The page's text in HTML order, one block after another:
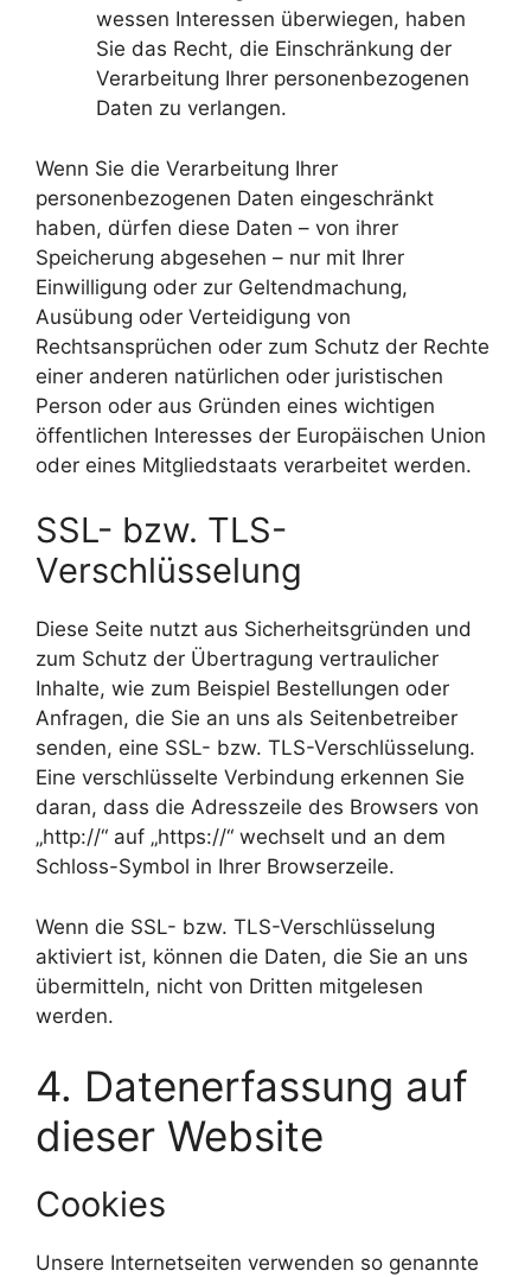
wessen Interessen überwiegen, haben
Sie das Recht, die Einschränkung der
Verarbeitung Ihrer personenbezogenen
Daten zu verlangen.
Wenn Sie die Verarbeitung Ihrer
personenbezogenen Daten eingeschränkt
haben, dürfen diese Daten – von ihrer
Speicherung abgesehen – nur mit Ihrer
Einwilligung oder zur Geltendmachung,
Ausübung oder Verteidigung von
Rechtsansprüchen oder zum Schutz der Rechte
einer anderen natürlichen oder juristischen
Person oder aus Gründen eines wichtigen
öffentlichen Interesses der Europäischen Union
oder eines Mitgliedstaats verarbeitet werden.
SSL- bzw. TLS-
Verschlüsselung
Diese Seite nutzt aus Sicherheitsgründen und
zum Schutz der Übertragung vertraulicher
Inhalte, wie zum Beispiel Bestellungen oder
Anfragen, die Sie an uns als Seitenbetreiber
senden, eine SSL- bzw. TLS-Verschlüsselung.
Eine verschlüsselte Verbindung erkennen Sie
daran, dass die Adresszeile des Browsers von
„http://“ auf „https://“ wechselt und an dem
Schloss-Symbol in Ihrer Browserzeile.
Wenn die SSL- bzw. TLS-Verschlüsselung
aktiviert ist, können die Daten, die Sie an uns
übermitteln, nicht von Dritten mitgelesen
werden.
4. Datenerfassung auf
dieser Website
Cookies
Unsere Internetseiten verwenden so genannte